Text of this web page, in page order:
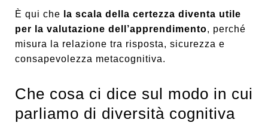
È qui che
la scala della certezza diventa utile
per la valutazione dell’apprendimento, perché
misura la relazione tra risposta, sicurezza e
consapevolezza metacognitiva.
Che cosa ci dice sul modo in cui
parliamo di diversità cognitiva